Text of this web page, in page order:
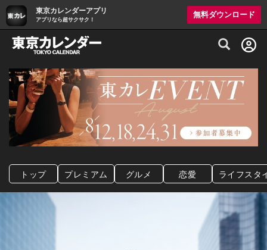
東京カレンダーアプリ
アプリなら超サクサク！
無料ダウンロード
グルメ情報・プレミアムレストラン予約
トップ プレミアム グルメ 恋愛 ライフスタ